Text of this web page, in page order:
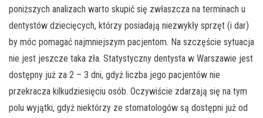
poniższych analizach warto skupić się zwłaszcza na terminach u
dentystów dziecięcych, którzy posiadają niezwykły sprzęt (i dar)
by móc pomagać najmniejszym pacjentom. Na szczęście sytuacja
nie jest jeszcze taka zła. Statystyczny dentysta w Warszawie jest
dostępny już za 2 – 3 dni, gdyż liczba jego pacjentów nie
przekracza kilkudziesięciu osób. Oczywiście zdarzają się na tym
polu wyjątki, gdyż niektórzy ze stomatologów są dostępni już od